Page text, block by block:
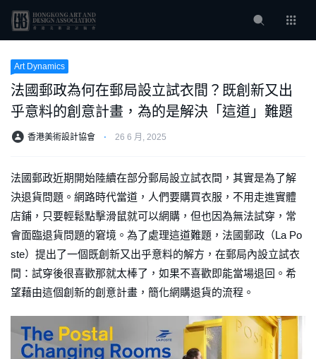
Art Dynamics
法國郵政為何在郵局設立試衣間？既創新又出
乎意料的創意計畫，為的是解決「這道」難題
香港美術設計協會 ⋅ 26 6 月, 2025
法國郵政近期開始陸續在部分郵局設立試衣間，其實是為了解
決退貨問題。網路時代當道，人們要購買衣服，不用走進實體
店鋪，只要輕鬆點擊滑鼠就可以網購，但也因為無法試穿，常
會面臨退貨問題的窘境。為了處理這道難題，法國郵政（La Po
ste）提出了一個既創新又出乎意料的解方，在郵局內設立試衣
間：試穿後很喜歡那就太棒了，如果不喜歡即能當場退回。希
望藉由這個創新的創意計畫，簡化網購退貨的流程。